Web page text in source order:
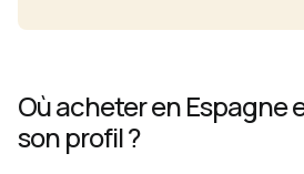
Où acheter en Espagne
son profil ?